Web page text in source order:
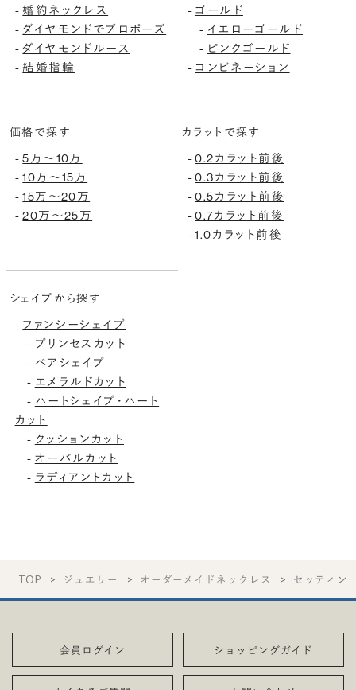
-婚約ネックレス
-ダイヤモンドでプロポーズ
-ダイヤモンドルース
-結婚指輪
- ゴールド
- イエローゴールド
- ピンクゴールド
- コンビネーション
価格で探す
-5万〜10万
-10万〜15万
-15万〜20万
-20万〜25万
カラットで探す
-0.2カラット前後
-0.3カラット前後
-0.5カラット前後
-0.7カラット前後
-1.0カラット前後
シェイプから探す
- ファンシーシェイプ
- プリンセスカット
- ペアシェイプ
- エメラルドカット
- ハートシェイプ・ハート
カット
- クッションカット
- オーバルカット
- ラディアントカット
TOP ジュエリー オーダーメイドネックレス セッティン
会員ログイン ショッピングガイド